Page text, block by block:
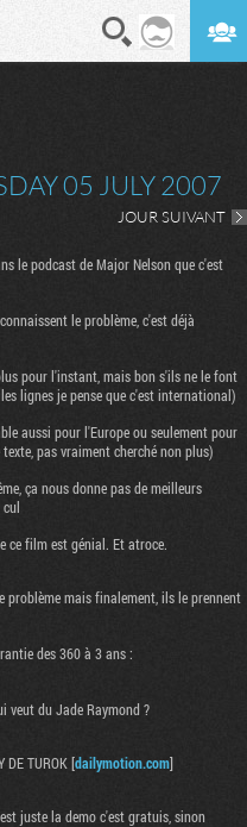
05 JULY 2007
JOUR SUIVANT
le podcast de Major Nelson que c'est
le problème, c'est déjà
pour l'instant, mais bon s'ils ne le font
lignes je pense que c'est international)
aussi pour l'Europe ou seulement pour
pas vraiment cherché non plus)
ça nous donne pas de meilleurs
ce film est génial. Et atroce.
problème mais finalement, ils le prennent
des 360 à 3 ans :
veut du Jade Raymond ?
DE TUROK [dailymotion.com]
juste la demo c'est gratuis, sinon